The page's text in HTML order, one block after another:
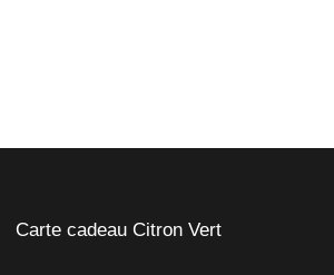
Carte cadeau Citron Vert